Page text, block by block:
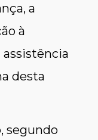
a
à
desta